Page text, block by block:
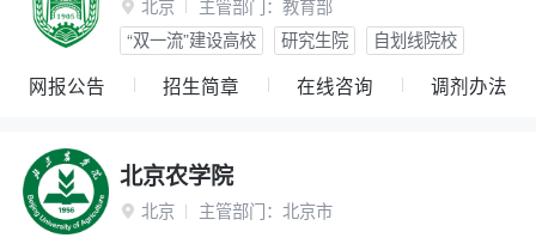
 北京 主管部门： 教育部
“双一流”建设高校
研究生院 自划线院校
网报公告 招生简章 在线咨询 调剂办法
北京农学院
 北京 主管部门： 北京市